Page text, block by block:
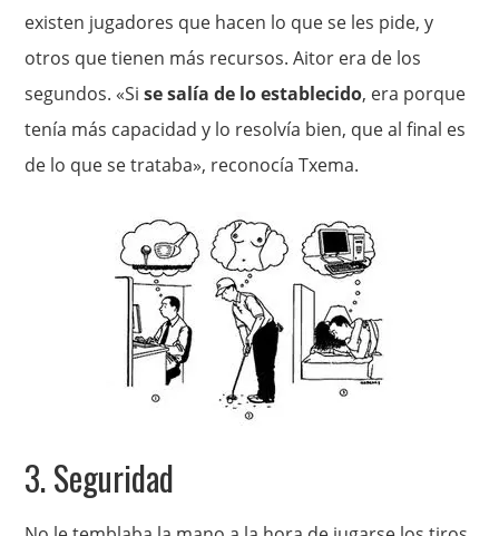
existen jugadores que hacen lo que se les pide, y
otros que tienen más recursos. Aitor era de los
segundos. «Sise salía de lo establecido, era porque
tenía más capacidad y lo resolvía bien, que al final es
de lo que se trataba», reconocía Txema.
3. Seguridad